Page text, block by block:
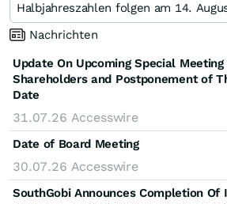
Halbjahreszahlen folgen am 14.
Nachrichten
Update On Upcoming Special
Shareholders and Postponement of
Date
31.07.26 Accesswire
Date of Board Meeting
30.07.26 Accesswire
SouthGobi Announces Completion Of